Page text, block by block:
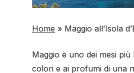
Home » Maggio all’Isola
Maggio è uno dei mesi più
colori e ai profumi di una